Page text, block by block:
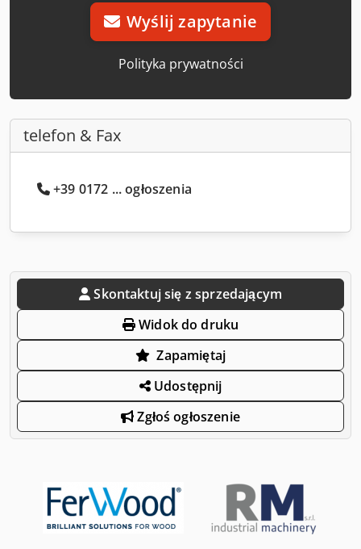
Wyślij zapytanie
Polityka prywatności
telefon & Fax
+39 0172 ... ogłoszenia
Skontaktuj się z sprzedającym
Widok do druku
Zapamiętaj
Udostępnij
Zgłoś ogłoszenie